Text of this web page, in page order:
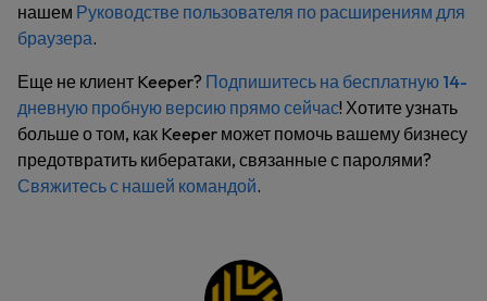
нашем Руководстве пользователя по расширениям для
браузера.
Еще не клиент Keeper? Подпишитесь на бесплатную 14-
дневную пробную версию прямо сейчас! Хотите узнать
больше о том, как Keeper может помочь вашему бизнесу
предотвратить кибератаки, связанные с паролями?
Свяжитесь с нашей командой.